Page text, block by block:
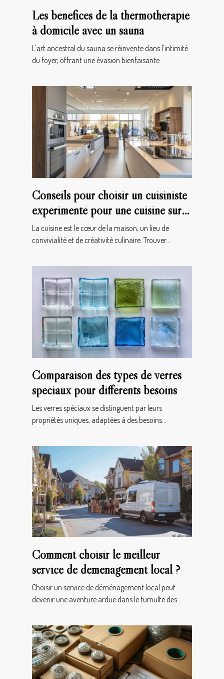
Les bénéfices de la thermothérapie
à domicile avec un sauna
L'art ancestral du sauna se réinvente dans l'intimité
du foyer, offrant une évasion bienfaisante...
Conseils pour choisir un cuisiniste
expérimenté pour une cuisine sur
mesure
La cuisine est le cœur de la maison, un lieu de
convivialité et de créativité culinaire. Trouver...
Comparaison des types de verres
spéciaux pour différents besoins
Les verres spéciaux se distinguent par leurs
propriétés uniques, adaptées à des besoins...
Comment choisir le meilleur
service de déménagement local ?
Choisir un service de déménagement local peut
devenir une aventure ardue dans le tumulte des...